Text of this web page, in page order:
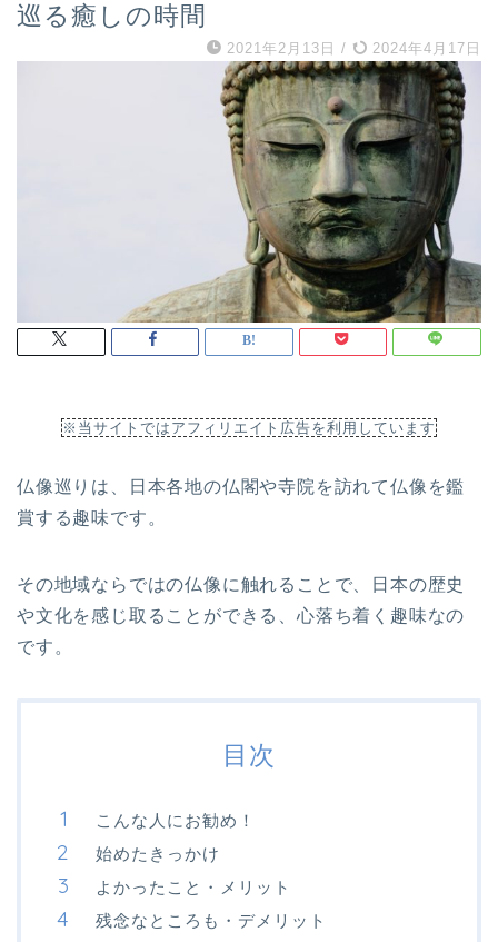
巡る癒しの時間
2021年2月13日 / 2024年4月17日
※当サイトではアフィリエイト広告を利用しています
仏像巡りは、日本各地の仏閣や寺院を訪れて仏像を鑑
賞する趣味です。
その地域ならではの仏像に触れることで、日本の歴史
や文化を感じ取ることができる、心落ち着く趣味なの
です。
目次
こんな人にお勧め！
始めたきっかけ
よかったこと・メリット
残念なところも・デメリット